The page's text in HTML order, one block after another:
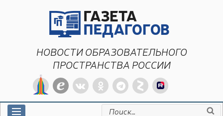
НОВОСТИ ОБРАЗОВАТЕЛЬНОГО
ПРОСТРАНСТВА РОССИИ
Искать: